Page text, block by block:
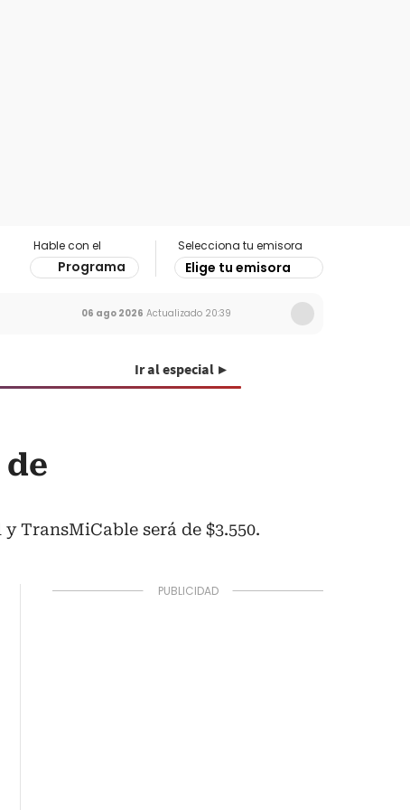
Hable con el
Programa
Selecciona tu emisora
Elige tu emisora
06 ago 2026 Actualizado 20:39
Ir al especial
TransMiCable será de $3.550.